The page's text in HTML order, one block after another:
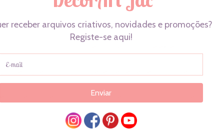
da Coleção Blogueirinha. Cada laço é uma obra-prima
garantindo um toque único e qualidade excecional.
permaneça no lugar, independentemente do tipo de cabelo.
momentos! Festas, jantares chiques, almoços, ida ao
nossa loja em Sesimbra.